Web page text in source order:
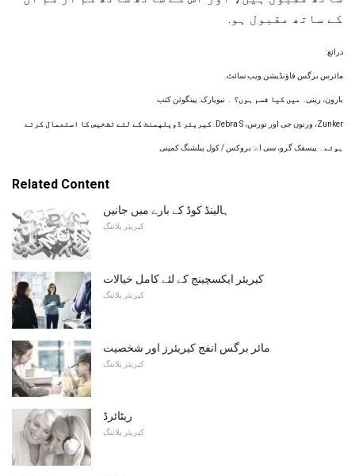
کے ساتھ مقبول ہو.
ذرائع:
مائرس برگس فاؤنڈیشن ویب سائٹ.
بارون، رینی. میں کیا قسم ہوں؟ . نیویارک: پینگوئن کتب
Zunker، ورنون جی اور نورس، Debra S. کیریئر ڈویلپمنٹ کے لئے تشخیص کا استعمال کرتے
ہوئے پیسفک گرو، سی اے: بروکس / کول پبلشنگ کمپنی
Related Content
ہالینڈ کوڈ کے بارے میں جانیں
کیریئر پلاننگ
کیریئر ایکسچینج کے لئے کامل خیالات
کیریئر پلاننگ
مائر برگس انفج کیریئرز اور شخصیت
کیریئر پلاننگ
ریٹائرڈ
کیریئر پلاننگ